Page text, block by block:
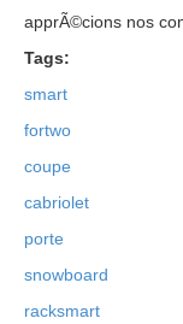
apprÃ©cions nos
Tags:
smart
fortwo
coupe
cabriolet
porte
snowboard
racksmart